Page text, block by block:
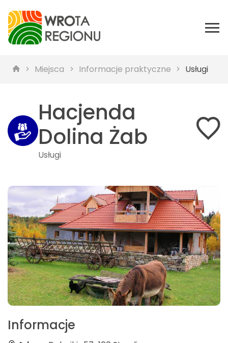
Miejsca Informacje praktyczne Usługi
Hacjenda
Dolina Żab
Usługi
Informacje